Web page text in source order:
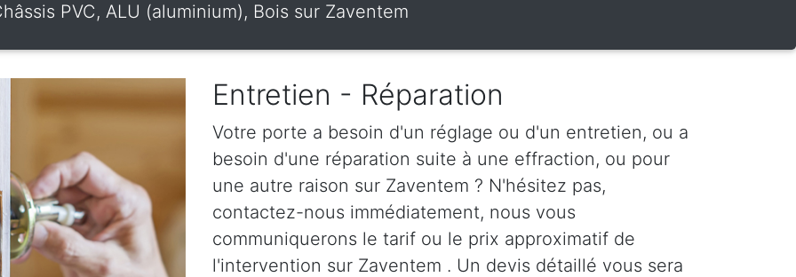
PVC, ALU (aluminium), Bois sur Zaventem
Entretien - Réparation
Votre porte a besoin d'un réglage ou d'un entretien, ou a
besoin d'une réparation suite à une effraction, ou pour
une autre raison sur Zaventem ? N'hésitez pas,
contactez-nous immédiatement, nous vous
communiquerons le tarif ou le prix approximatif de
l'intervention sur Zaventem . Un devis détaillé vous sera